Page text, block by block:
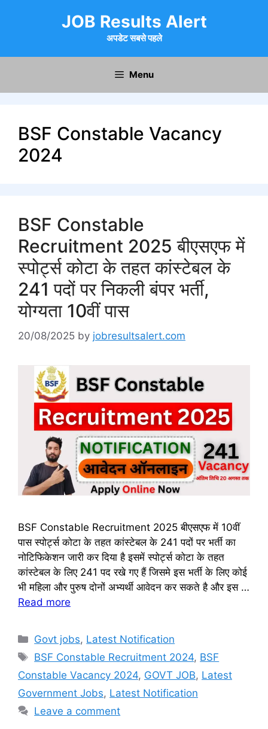
JOB Results Alert
अपडेट सबसे पहले
Menu
BSF Constable Vacancy
2024
BSF Constable
Recruitment 2025 बीएसएफ में
स्पोर्ट्स कोटा के तहत कांस्टेबल के
241 पदों पर निकली बंपर भर्ती,
योग्यता 10वीं पास
20/08/2025 by jobresultsalert.com
BSF Constable Recruitment 2025 बीएसएफ में 10वीं
पास स्पोर्ट्स कोटा के तहत कांस्टेबल के 241 पदों पर भर्ती का
नोटिफिकेशन जारी कर दिया है इसमें स्पोर्ट्स कोटा के तहत
कांस्टेबल के लिए 241 पद रखे गए हैं जिसमे इस भर्ती के लिए कोई
भी महिला और पुरुष दोनों अभ्यर्थी आवेदन कर सकते है और इस …
Read more
Categories
Govt jobs, Latest Notification
Tags
BSF Constable Recruitment 2024, BSF
Constable Vacancy 2024, GOVT JOB, Latest
Government Jobs, Latest Notification
Leave a comment